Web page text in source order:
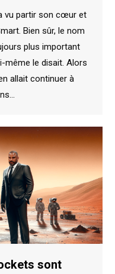
vu partir son cœur et
Bien sûr, le nom
plus important
même le disait. Alors
allait continuer à
sont